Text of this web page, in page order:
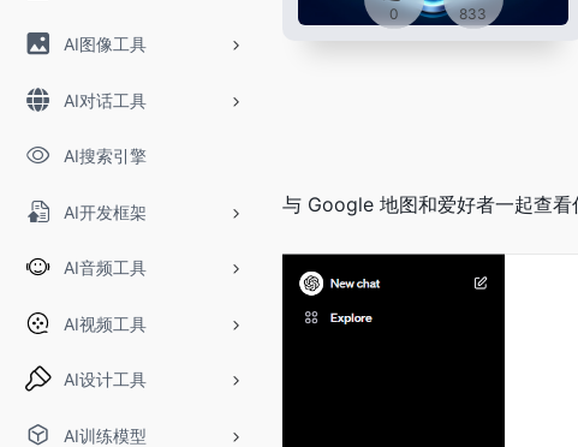
AI图像工具
AI对话工具
AI搜索引擎
AI开发框架
AI音频工具
AI视频工具
AI设计工具
AI训练模型
0 833
与 Google 地图和爱好者一起查看